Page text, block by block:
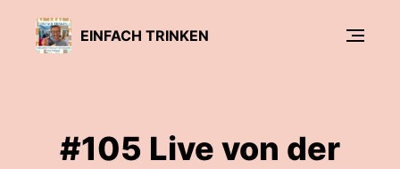
EINFACH TRINKEN
#105 Live von der